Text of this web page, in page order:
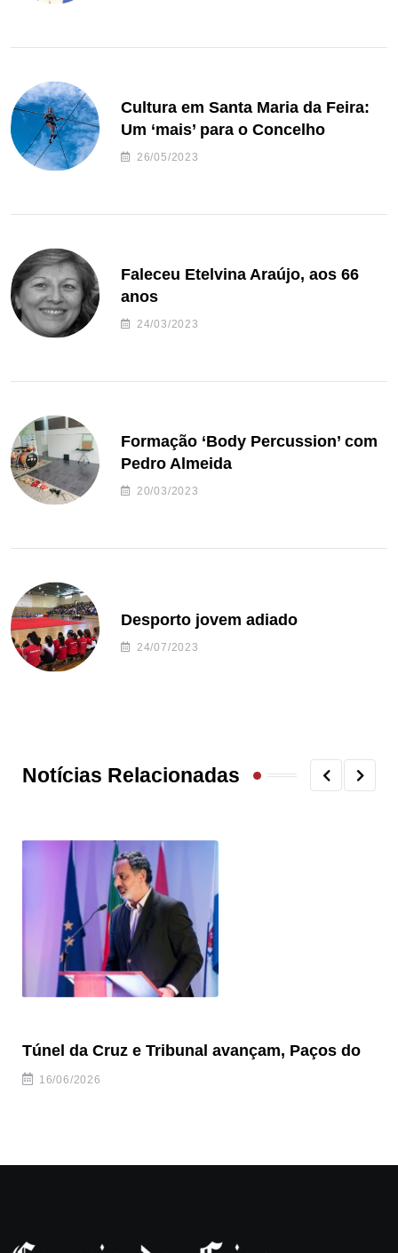
Cultura em Santa Maria da Feira:
Um ‘mais’ para o Concelho
26/05/2023
Faleceu Etelvina Araújo, aos 66
anos
24/03/2023
Formação ‘Body Percussion’ com
Pedro Almeida
20/03/2023
Desporto jovem adiado
24/07/2023
Notícias Relacionadas
Túnel da Cruz e Tribunal avançam, Paços do
16/06/2026